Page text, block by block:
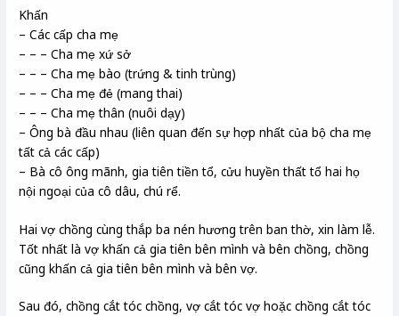
Khấn
– Các cấp cha mẹ
– – – Cha mẹ xứ sở
– – – Cha mẹ bào (trứng & tinh trùng)
– – – Cha mẹ đẻ (mang thai)
– – – Cha mẹ thân (nuôi dạy)
– Ông bà đầu nhau (liên quan đến sự hợp nhất của bộ cha mẹ
tất cả các cấp)
– Bà cô ông mãnh, gia tiên tiền tổ, cửu huyền thất tổ hai họ
nội ngoại của cô dâu, chú rể.
Hai vợ chồng cùng thắp ba nén hương trên ban thờ, xin làm lễ.
Tốt nhất là vợ khấn cả gia tiên bên mình và bên chồng, chồng
cũng khấn cả gia tiên bên mình và bên vợ.
Sau đó, chồng cắt tóc chồng, vợ cắt tóc vợ hoặc chồng cắt tóc